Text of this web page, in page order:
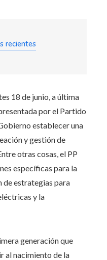
recientes
18 de junio, a última
por el Partido
establecer una
y gestión de
otras cosas, el PP
específicas para la
de estrategias para
y la
generación que
al nacimiento de la